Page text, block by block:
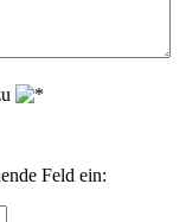
Feld ein: